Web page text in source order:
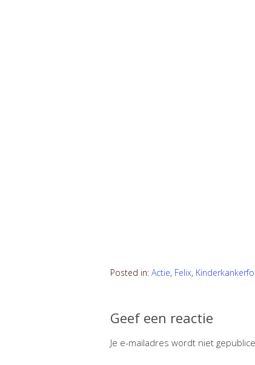
Posted in: Actie, Felix,
Geef een reactie
Je e-mailadres wordt niet